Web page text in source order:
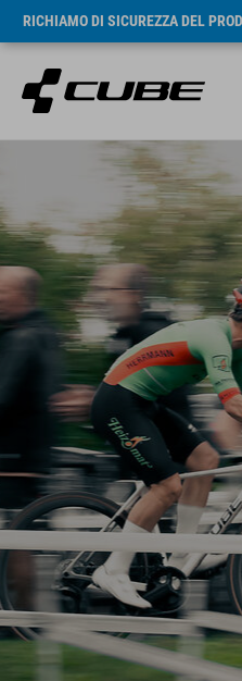
RICHIAMO DI SICUREZZA DEL